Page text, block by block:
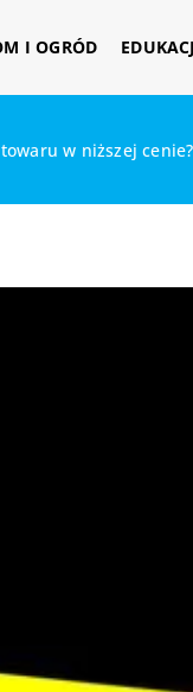
I OGRÓD
w niższej cenie?